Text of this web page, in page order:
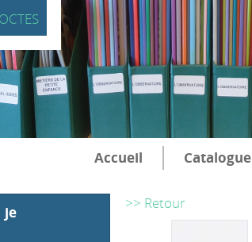
Accueil Catalogue
>> Retour
je